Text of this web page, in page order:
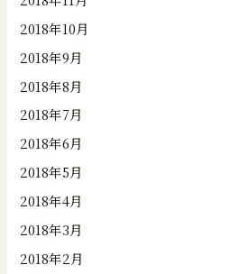
2018年10月
2018年9月
2018年8月
2018年7月
2018年6月
2018年5月
2018年4月
2018年3月
2018年2月